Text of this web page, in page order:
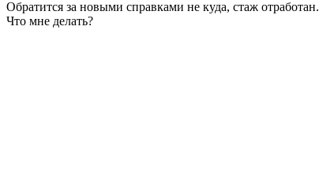
Обратится за новыми справками не куда, стаж отработан.
Что мне делать?